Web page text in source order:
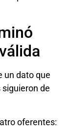
un dato que
de
oferentes: